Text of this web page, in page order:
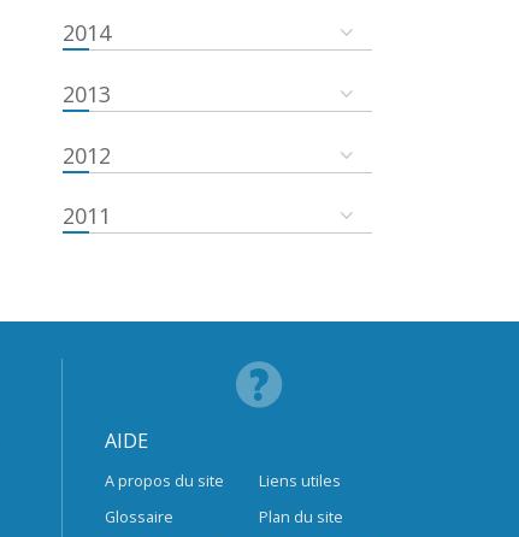
2014
2013
2012
2011
AIDE
A propos du site
Glossaire
Liens utiles
Plan du site